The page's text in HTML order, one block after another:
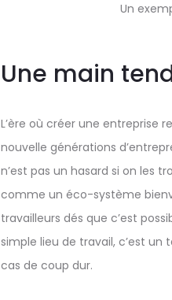
Un
Une main
L’ère où créer une entreprise
nouvelle générations
n’est pas un hasard si on les
comme un éco-système
travailleurs dés que c’est
simple lieu de travail, c’est
cas de coup dur.